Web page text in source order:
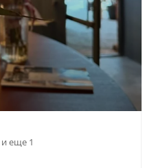
и еще 1